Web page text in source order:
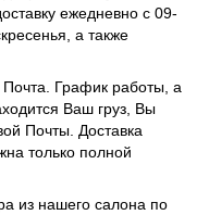
ежедневно с 09-
а также
Почта. График работы, а
Ваш груз, Вы
Почты. Доставка
только полной
из нашего салона по